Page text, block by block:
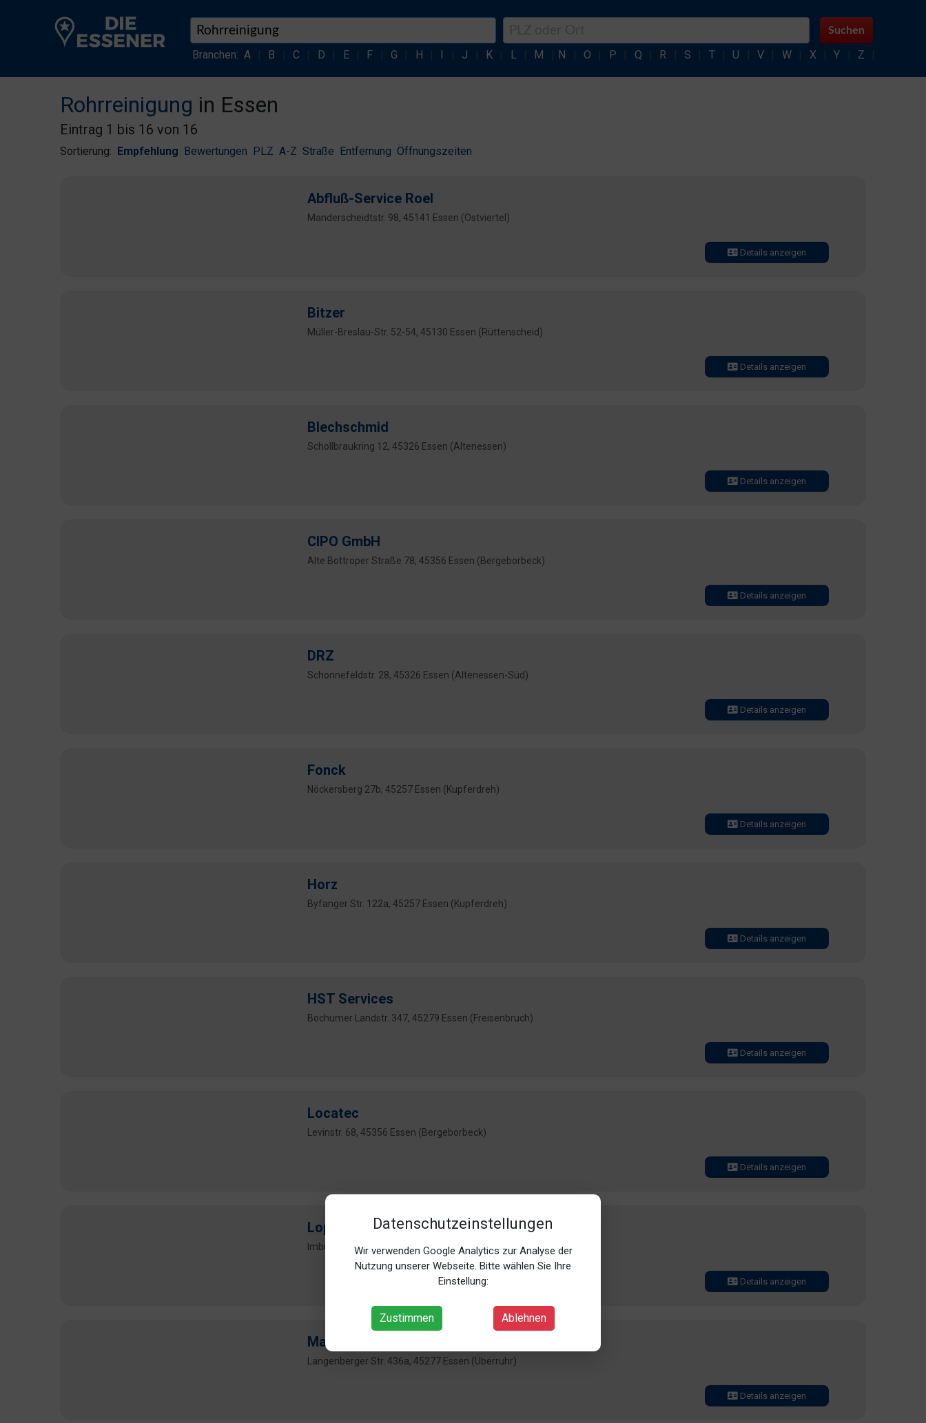
Datenschutzeinstellungen
Wir verwenden Google Analytics zur Analyse der
Nutzung unserer Webseite. Bitte wählen Sie Ihre
Einstellung:
Zustimmen Ablehnen
Suchen
Branchen: A B C D E F G H I J K L M N O P Q R S T U V W X Y Z
Rohrreinigung in Essen
Eintrag 1 bis 16 von 16
Sortierung: Empfehlung Bewertungen PLZ A-Z Straße Entfernung Öffnungszeiten
Abfluß-Service Roel
Manderscheidtstr. 98, 45141 Essen (Ostviertel)
Details anzeigen
Bitzer
Müller-Breslau-Str. 52-54, 45130 Essen (Rüttenscheid)
Details anzeigen
Blechschmid
Schollbraukring 12, 45326 Essen (Altenessen)
Details anzeigen
CIPO GmbH
Alte Bottroper Straße 78, 45356 Essen (Bergeborbeck)
Details anzeigen
DRZ
Schonnefeldstr. 28, 45326 Essen (Altenessen-Süd)
Details anzeigen
Fonck
Nöckersberg 27b, 45257 Essen (Kupferdreh)
Details anzeigen
Horz
Byfanger Str. 122a, 45257 Essen (Kupferdreh)
Details anzeigen
HST Services
Bochumer Landstr. 347, 45279 Essen (Freisenbruch)
Details anzeigen
Locatec
Levinstr. 68, 45356 Essen (Bergeborbeck)
Details anzeigen
Loppe GmbH
Imbuschweg 37, 45327 Essen (Katernberg)
Details anzeigen
Magdans, Rutkowski GbR
Langenberger Str. 436a, 45277 Essen (Überruhr)
Details anzeigen